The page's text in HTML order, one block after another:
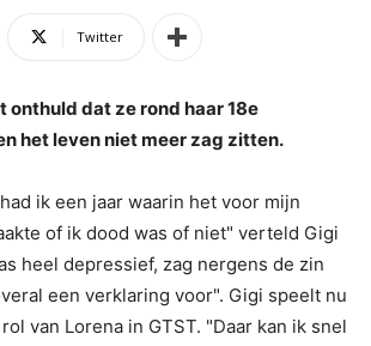
Twitter
onthuld dat ze rond haar 18e
het leven niet meer zag zitten.
ik een jaar waarin het voor mijn
of ik dood was of niet" verteld Gigi
heel depressief, zag nergens de zin
een verklaring voor". Gigi speelt nu
van Lorena in GTST. "Daar kan ik snel